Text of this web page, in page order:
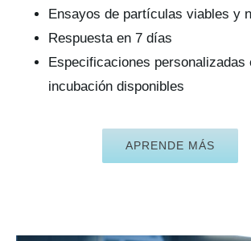
Ensayos de partículas viables y
Respuesta en 7 días
Especificaciones personalizadas
incubación disponibles
APRENDE MÁS